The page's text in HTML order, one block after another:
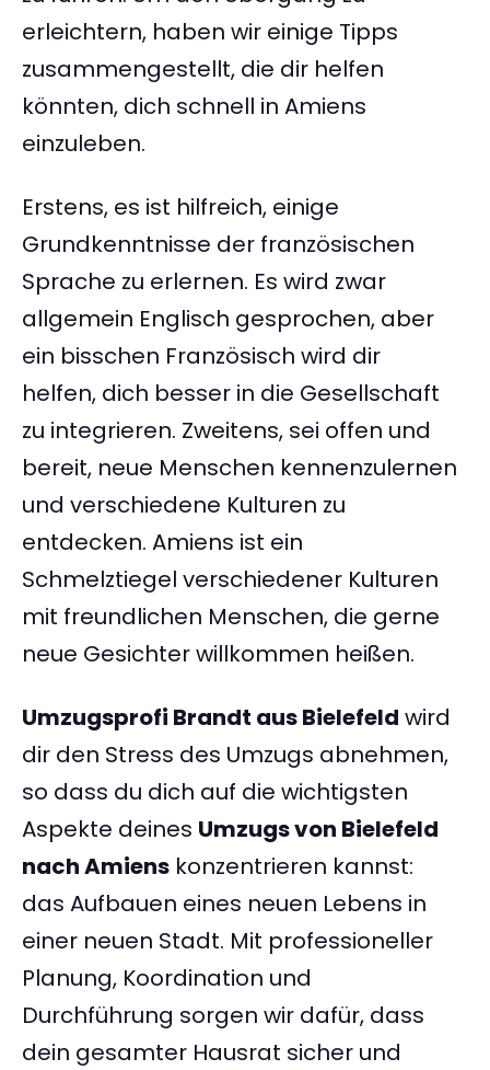
erleichtern, haben wir einige Tipps
zusammengestellt, die dir helfen
könnten, dich schnell in Amiens
einzuleben.
Erstens, es ist hilfreich, einige
Grundkenntnisse der französischen
Sprache zu erlernen. Es wird zwar
allgemein Englisch gesprochen, aber
ein bisschen Französisch wird dir
helfen, dich besser in die Gesellschaft
zu integrieren. Zweitens, sei offen und
bereit, neue Menschen kennenzulernen
und verschiedene Kulturen zu
entdecken. Amiens ist ein
Schmelztiegel verschiedener Kulturen
mit freundlichen Menschen, die gerne
neue Gesichter willkommen heißen.
Umzugsprofi Brandt aus Bielefeld wird
dir den Stress des Umzugs abnehmen,
so dass du dich auf die wichtigsten
Aspekte deines Umzugs von Bielefeld
nach Amiens konzentrieren kannst:
das Aufbauen eines neuen Lebens in
einer neuen Stadt. Mit professioneller
Planung, Koordination und
Durchführung sorgen wir dafür, dass
dein gesamter Hausrat sicher und